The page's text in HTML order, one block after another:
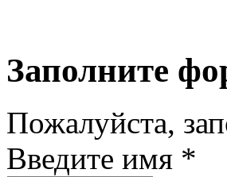
Заполните
Пожалуйста,
Введите имя *